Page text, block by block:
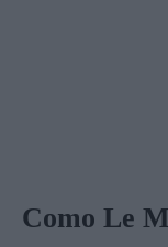
Como Le